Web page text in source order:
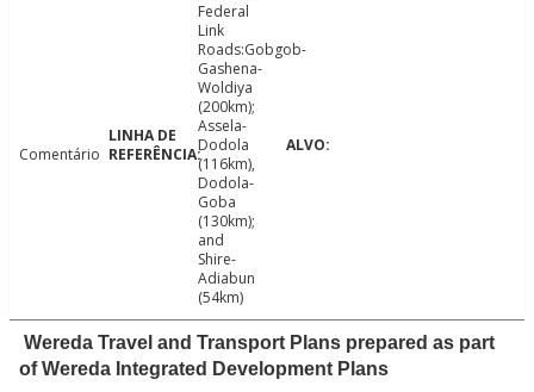
Comentário
Federal
Link
Roads:Gobgob-
Gashena-
Woldiya
(200km);
Assela-
Dodola
(116km),
Dodola-
Goba
(130km);
and
Shire-
Adiabun
(54km)
Wereda Travel and Transport Plans prepared as part
of Wereda Integrated Development Plans